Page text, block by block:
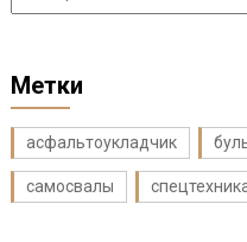
Метки
асфальтоукладчик
самосвалы